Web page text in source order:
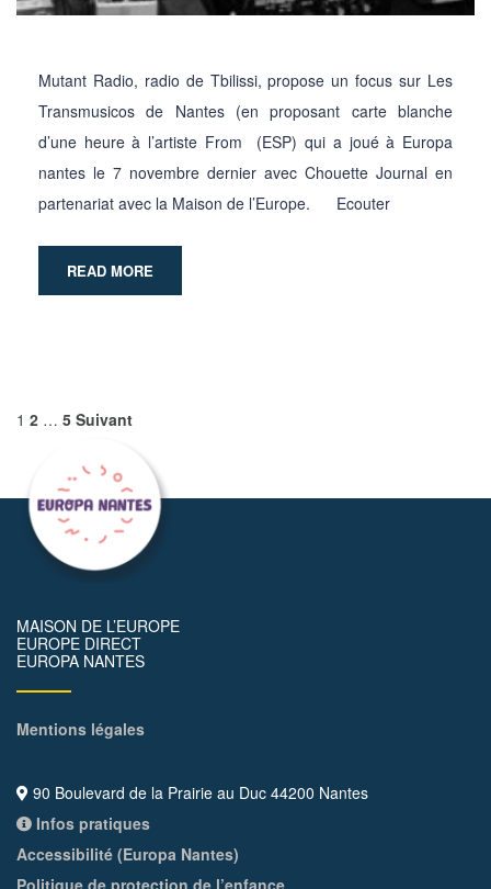
Mutant Radio, radio de Tbilissi, propose un focus sur Les
Transmusicos de Nantes (en proposant carte blanche
d’une heure à l’artiste From (ESP) qui a joué à Europa
nantes le 7 novembre dernier avec Chouette Journal en
partenariat avec la Maison de l’Europe. Ecouter
READ MORE
1 2 … 5 Suivant
MAISON DE L’EUROPE
EUROPE DIRECT
EUROPA NANTES
Mentions légales
90 Boulevard de la Prairie au Duc 44200 Nantes
Infos pratiques
Accessibilité (Europa Nantes)
Politique de protection de l’enfance